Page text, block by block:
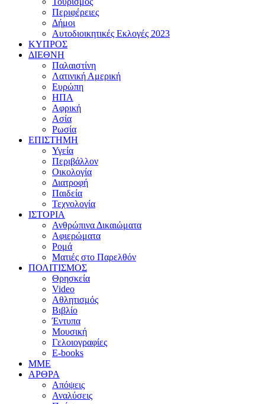
Περιφέρειες
Δήμοι
Αυτοδιοικητικές Εκλογές 2023
ΚΥΠΡΟΣ
ΔΙΕΘΝΗ
Παλαιστίνη
Λατινική Αμερική
Ευρώπη
ΗΠΑ
Αφρική
Ασία
Ρωσία
ΕΠΙΣΤΗΜΗ
Υγεία
Περιβάλλον
Οικολογία
Διατροφή
Παιδεία
Τεχνολογία
ΙΣΤΟΡΙΑ
Ανθρώπινα Δικαιώματα
Αφιερώματα
Ρομά
Ματιές στο Παρελθόν
ΠΟΛΙΤΙΣΜΟΣ
Θρησκεία
Video
Αθλητισμός
Βιβλίο
Έντυπα
Μουσική
Γελοιογραφίες
E-books
MME
ΑΡΘΡΑ
Απόψεις
Αναλύσεις